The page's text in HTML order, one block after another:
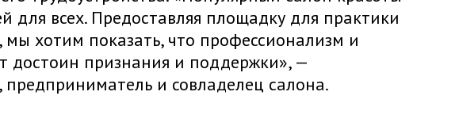
всех. Предоставляя площадку для практики
хотим показать, что профессионализм и
достоин признания и поддержки», —
и совладелец салона.